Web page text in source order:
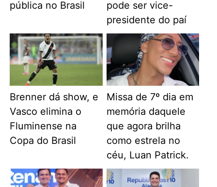
pública no Brasil
pode ser vice-
presidente do paí
Brenner dá show, e
Vasco elimina o
Fluminense na
Copa do Brasil
Missa de 7º dia em
memória daquele
que agora brilha
como estrela no
céu, Luan Patrick.